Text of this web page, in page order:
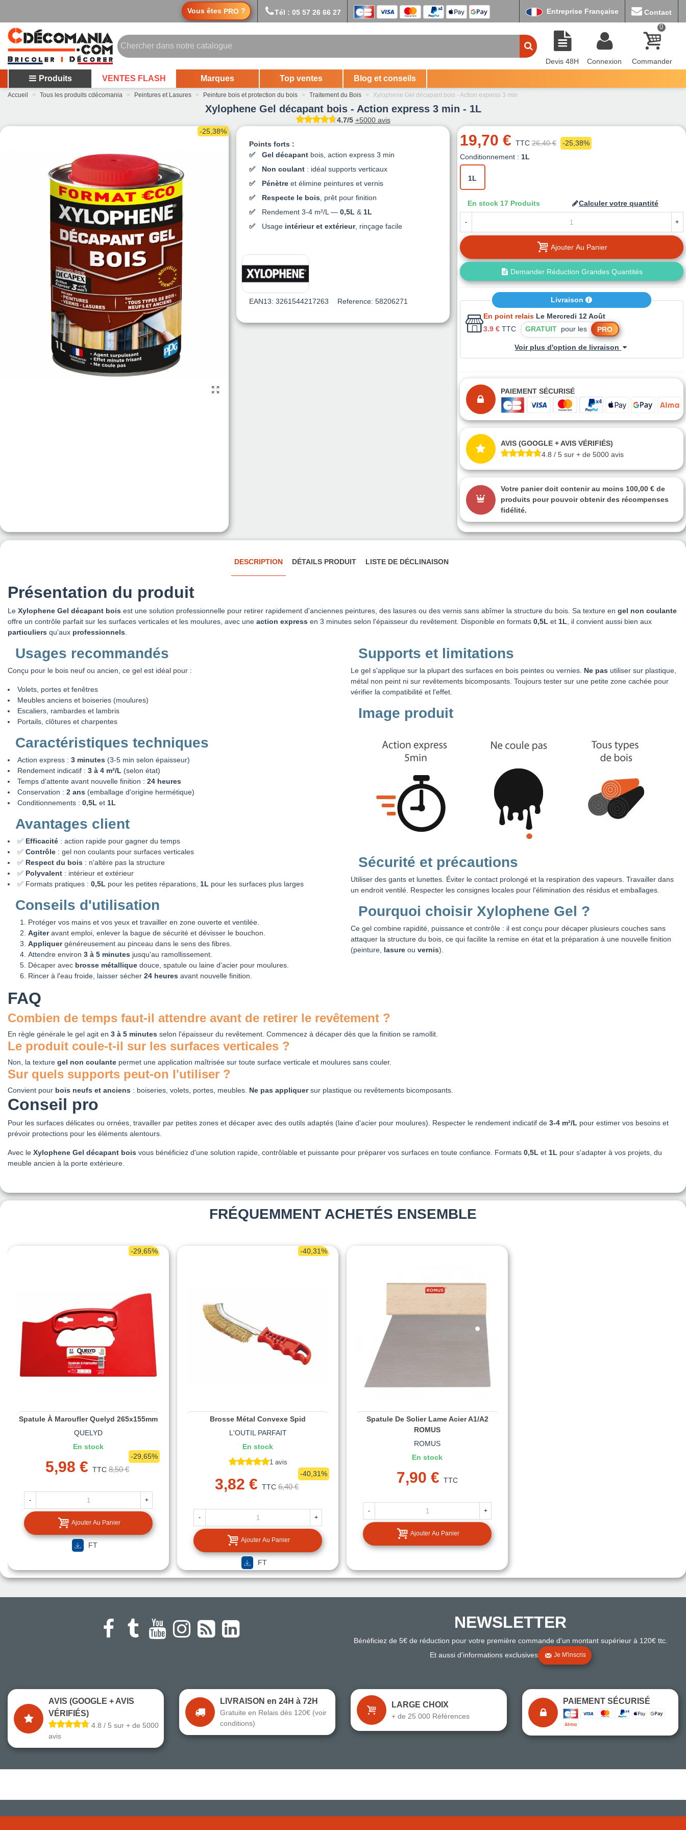
Vous êtes PRO ? Tél : 05 57 26 66 27 Entreprise Française Contact
Devis 48H Connexion
0
Commander
Produits VENTES FLASH Marques Top ventes Blog et conseils
Accueil > Tous les produits cdécomania > Peintures et Lasures > Peinture bois et protection du bois > Traitement du Bois > Xylophene Gel décapant bois - Action express 3 min
Xylophene Gel décapant bois - Action express 3 min - 1L
4.7/5 +5000 avis
-25,38%
Points forts :
Gel décapantbois, action express 3 min
Non coulant: idéal supports verticaux
Pénètreet élimine peintures et vernis
Respecte le bois, prêt pour finition
Rendement 3-4 m²/L — 0,5L & 1L
Usage intérieur et extérieur, rinçage facile
EAN13: 3261544217263 Reference: 58206271
19,70 € TTC 26,40 €
-25,38%
Conditionnement : 1L
1L
En stock 17 Produits Calculer votre quantité
- +
Ajouter Au Panier
Demander Réduction Grandes Quantités
Livraison
En point relais Le Mercredi 12 Août
3.9 € TTC GRATUITpour les PRO
Voir plus d'option de livraison
PAIEMENT SÉCURISÉ
AVIS (GOOGLE + AVIS VÉRIFIÉS)
4.8 / 5 sur + de 5000 avis
Votre panier doit contenir au moins 100,00 € de
produits pour pouvoir obtenir des récompenses
fidélité.
DESCRIPTION DÉTAILS PRODUIT LISTE DE DÉCLINAISON
Présentation du produit
Le Xylophene Gel décapant bois est une solution professionnelle pour retirer rapidement d'anciennes peintures, des lasures ou des vernis sans abîmer la structure du bois. Sa texture en gel non coulante
offre un contrôle parfait sur les surfaces verticales et les moulures, avec une action express en 3 minutes selon l'épaisseur du revêtement. Disponible en formats 0,5L et 1L, il convient aussi bien aux
particuliers qu'aux professionnels.
Usages recommandés
Conçu pour le bois neuf ou ancien, ce gel est idéal pour :
Volets, portes et fenêtres
Meubles anciens et boiseries (moulures)
Escaliers, rambardes et lambris
Portails, clôtures et charpentes
Caractéristiques techniques
Action express : 3 minutes (3-5 min selon épaisseur)
Rendement indicatif : 3 à 4 m²/L (selon état)
Temps d'attente avant nouvelle finition : 24 heures
Conservation : 2 ans (emballage d'origine hermétique)
Conditionnements : 0,5L et 1L
Avantages client
✅ Efficacité : action rapide pour gagner du temps
✅ Contrôle : gel non coulants pour surfaces verticales
✅ Respect du bois : n'altère pas la structure
✅ Polyvalent : intérieur et extérieur
✅ Formats pratiques : 0,5L pour les petites réparations, 1L pour les surfaces plus larges
Conseils d'utilisation
Protéger vos mains et vos yeux et travailler en zone ouverte et ventilée.
Agiteravant emploi, enlever la bague de sécurité et dévisser le bouchon.
Appliquergénéreusement au pinceau dans le sens des fibres.
Attendre environ 3 à 5 minutes jusqu'au ramollissement.
Décaper avec brosse métallique douce, spatule ou laine d'acier pour moulures.
Rincer à l'eau froide, laisser sécher 24 heures avant nouvelle finition.
Supports et limitations
Le gel s'applique sur la plupart des surfaces en bois peintes ou vernies. Ne pas utiliser sur plastique,
métal non peint ni sur revêtements bicomposants. Toujours tester sur une petite zone cachée pour
vérifier la compatibilité et l'effet.
Image produit
Sécurité et précautions
Utiliser des gants et lunettes. Éviter le contact prolongé et la respiration des vapeurs. Travailler dans
un endroit ventilé. Respecter les consignes locales pour l'élimination des résidus et emballages.
Pourquoi choisir Xylophene Gel ?
Ce gel combine rapidité, puissance et contrôle : il est conçu pour décaper plusieurs couches sans
attaquer la structure du bois, ce qui facilite la remise en état et la préparation à une nouvelle finition
(peinture, lasure ou vernis).
FAQ
Combien de temps faut-il attendre avant de retirer le revêtement ?
En règle générale le gel agit en 3 à 5 minutes selon l'épaisseur du revêtement. Commencez à décaper dès que la finition se ramollit.
Le produit coule-t-il sur les surfaces verticales ?
Non, la texture gel non coulante permet une application maîtrisée sur toute surface verticale et moulures sans couler.
Sur quels supports peut-on l'utiliser ?
Convient pour bois neufs et anciens : boiseries, volets, portes, meubles. Ne pas appliquersur plastique ou revêtements bicomposants.
Conseil pro
Pour les surfaces délicates ou ornées, travailler par petites zones et décaper avec des outils adaptés (laine d'acier pour moulures). Respecter le rendement indicatif de 3-4 m²/L pour estimer vos besoins et
prévoir protections pour les éléments alentours.
Avec le Xylophene Gel décapant bois vous bénéficiez d'une solution rapide, contrôlable et puissante pour préparer vos surfaces en toute confiance. Formats 0,5L et 1L pour s'adapter à vos projets, du
meuble ancien à la porte extérieure.
FRÉQUEMMENT ACHETÉS ENSEMBLE
-29,65%
Spatule À Maroufler Quelyd 265x155mm
QUELYD
En stock
5,98 € TTC 8,50 €
-29,65%
- +
Ajouter Au Panier
FT
-40,31%
Brosse Métal Convexe Spid
L'OUTIL PARFAIT
En stock
1 avis
3,82 € TTC 6,40 €
-40,31%
- +
Ajouter Au Panier
FT
Spatule De Solier Lame Acier A1/A2
ROMUS
ROMUS
En stock
7,90 € TTC
- +
Ajouter Au Panier
● Exceptionnel
NEWSLETTER
Bénéficiez de 5€ de réduction pour votre première commande d'un montant supérieur à 120€ ttc.
Et aussi d'informations exclusives
Je M'inscris
AVIS (GOOGLE + AVIS
VÉRIFIÉS)
4.8 / 5 sur + de 5000
avis
LIVRAISON en 24H à 72H
Gratuite en Relais dès 120€ (voir
conditions)
LARGE CHOIX
+ de 25 000 Références
PAIEMENT SÉCURISÉ